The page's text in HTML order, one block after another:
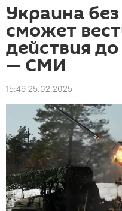
Украина
сможет
действия
— СМИ
15:49 25.02.2025